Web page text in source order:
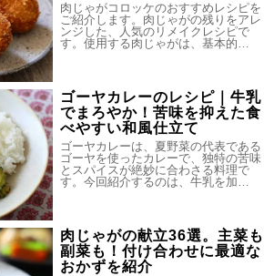
肉じゃがコロッケのおすすめレシピを
ご紹介します。肉じゃがの残りをアレ
ンジした、人気のリメイクレシピで
す。使用する肉じゃがは、基本的…
ゴーヤカレーのレシピ｜牛乳
でまろやか！苦味を抑えた食
べやすい和風仕立て
ゴーヤカレーは、夏野菜の代表である
ゴーヤを使ったカレーで、独特の苦味
とスパイスが絶妙に合わさる料理で
す。今回紹介するのは、牛乳を加…
肉じゃがの献立36選。主菜も
副菜も！付け合わせに最適な
おかずを紹介